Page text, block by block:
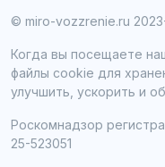
© miro-vozzrenie.ru
Когда вы посещаете
файлы cookie для
улучшить, ускорить и
Роскомнадзор
25-523051